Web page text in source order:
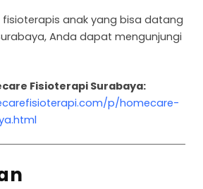
fisioterapis anak yang bisa datang
Anda dapat mengunjungi
Fisioterapi Surabaya:
p/homecare-